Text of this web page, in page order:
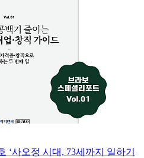
‘사오정 시대, 73세까지 일하기